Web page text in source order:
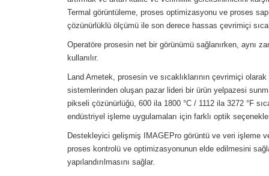
Termal görüntüleme, proses optimizasyonu ve proses
çözünürlüklü ölçümü ile son derece hassas çevrimiçi
Operatöre prosesin net bir görünümü sağlanırken, aynı
kullanılır.
Land Ametek, prosesin ve sıcaklıklarının çevrimiçi
sistemlerinden oluşan pazar lideri bir ürün yelpazesi
pikseli çözünürlüğü, 600 ila 1800 °C / 1112 ila 3272 °F
endüstriyel işleme uygulamaları için farklı optik
Destekleyici gelişmiş IMAGEPro görüntü ve veri işleme
proses kontrolü ve optimizasyonunun elde edilmesini
yapılandırılmasını sağlar.